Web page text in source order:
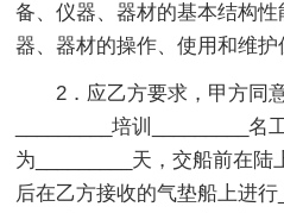
备、仪器、器材的基本结构
器、器材的操作、使用和维护
2．应乙方要求，甲方同
_________培训_________
为_________天，交船前在陆
后在乙方接收的气垫船上进行